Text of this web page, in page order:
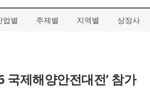
업별 주제별 지역별 상장사
국제해양안전대전’ 참가